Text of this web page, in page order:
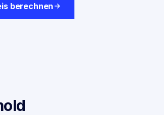
berechnen